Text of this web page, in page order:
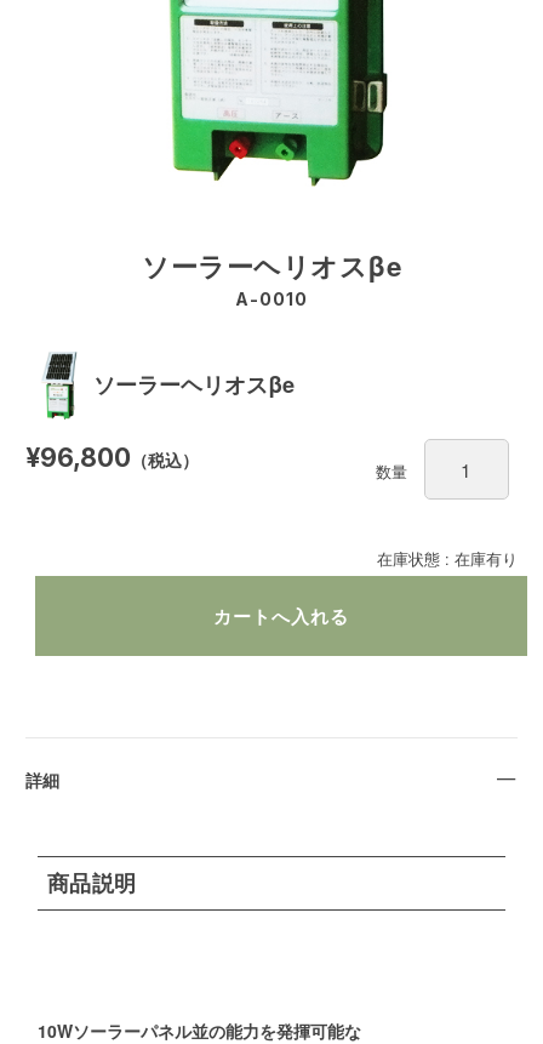
ソーラーヘリオスβe
A-0010
ソーラーヘリオスβe
在庫状態 : 在庫有り
¥96,800 （税込）
数量
詳細
商品説明
10Wソーラーパネル並の能力を発揮可能な